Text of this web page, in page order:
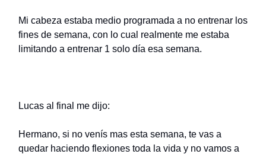
Mi cabeza estaba medio programada a no entrenar los
fines de semana, con lo cual realmente me estaba
limitando a entrenar 1 solo día esa semana.
Lucas al final me dijo:
Hermano, si no venís mas esta semana, te vas a
quedar haciendo flexiones toda la vida y no vamos a